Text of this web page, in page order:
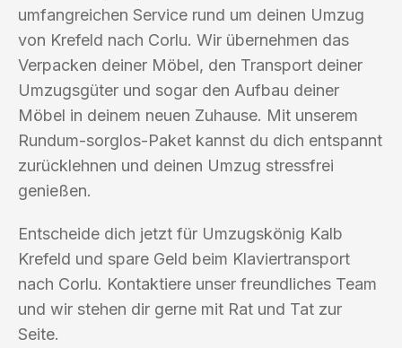
umfangreichen Service rund um deinen Umzug
von Krefeld nach Corlu. Wir übernehmen das
Verpacken deiner Möbel, den Transport deiner
Umzugsgüter und sogar den Aufbau deiner
Möbel in deinem neuen Zuhause. Mit unserem
Rundum-sorglos-Paket kannst du dich entspannt
zurücklehnen und deinen Umzug stressfrei
genießen.
Entscheide dich jetzt für Umzugskönig Kalb
Krefeld und spare Geld beim Klaviertransport
nach Corlu. Kontaktiere unser freundliches Team
und wir stehen dir gerne mit Rat und Tat zur
Seite.